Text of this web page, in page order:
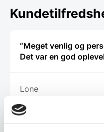
på
“Meget venlig og
Det var en god
Lone